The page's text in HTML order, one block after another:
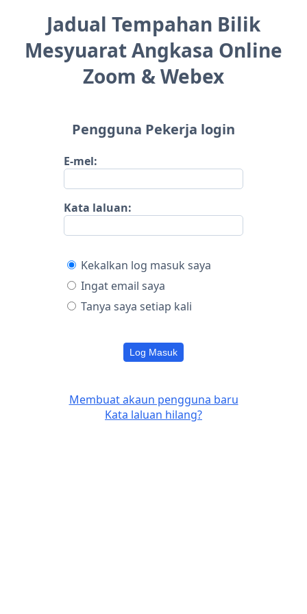
Jadual Tempahan Bilik
Mesyuarat Angkasa Online
Zoom & Webex
Pengguna Pekerja login
E-mel:
Kata laluan:
Kekalkan log masuk saya
Ingat email saya
Tanya saya setiap kali
Log Masuk
Membuat akaun pengguna baru
Kata laluan hilang?